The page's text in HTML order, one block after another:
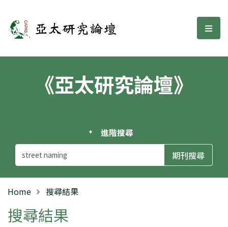
亞太研究論壇 選
《亞太研究論壇》
進階搜尋
Home 搜尋結果
搜尋結果